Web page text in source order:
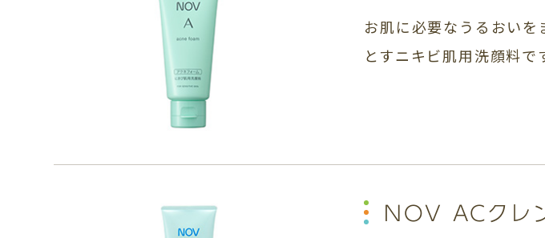
お肌に必要なうるおい
とすニキビ肌用洗顔料で
NOV ACクレ